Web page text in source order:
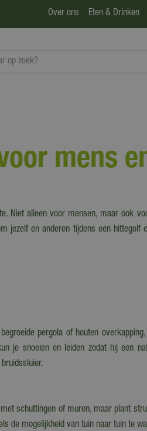
Over ons Eten & Drinken
mens
Niet alleen voor mensen, maar ook
jezelf en anderen tijdens een hittegolf
pergola of houten
je snoeien en leiden zodat hij een
schuttingen of muren, maar plant
de mogelijkheid van tuin naar tuin te